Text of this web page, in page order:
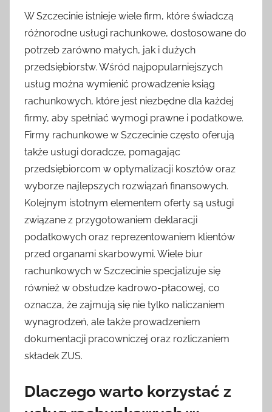
W Szczecinie istnieje wiele firm, które świadczą
różnorodne usługi rachunkowe, dostosowane do
potrzeb zarówno małych, jak i dużych
przedsiębiorstw. Wśród najpopularniejszych
usług można wymienić prowadzenie ksiąg
rachunkowych, które jest niezbędne dla każdej
firmy, aby spełniać wymogi prawne i podatkowe.
Firmy rachunkowe w Szczecinie często oferują
także usługi doradcze, pomagając
przedsiębiorcom w optymalizacji kosztów oraz
wyborze najlepszych rozwiązań finansowych.
Kolejnym istotnym elementem oferty są usługi
związane z przygotowaniem deklaracji
podatkowych oraz reprezentowaniem klientów
przed organami skarbowymi. Wiele biur
rachunkowych w Szczecinie specjalizuje się
również w obsłudze kadrowo-płacowej, co
oznacza, że zajmują się nie tylko naliczaniem
wynagrodzeń, ale także prowadzeniem
dokumentacji pracowniczej oraz rozliczaniem
składek ZUS.
Dlaczego warto korzystać z